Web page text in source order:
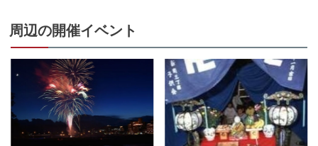
周辺の開催イベント